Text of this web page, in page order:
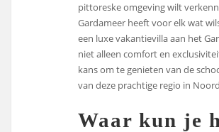
pittoreske omgeving wilt
Gardameer heeft voor elk wat
een luxe vakantievilla aan het
niet alleen comfort en
kans om te genieten van de
van deze prachtige regio in
Waar kun je